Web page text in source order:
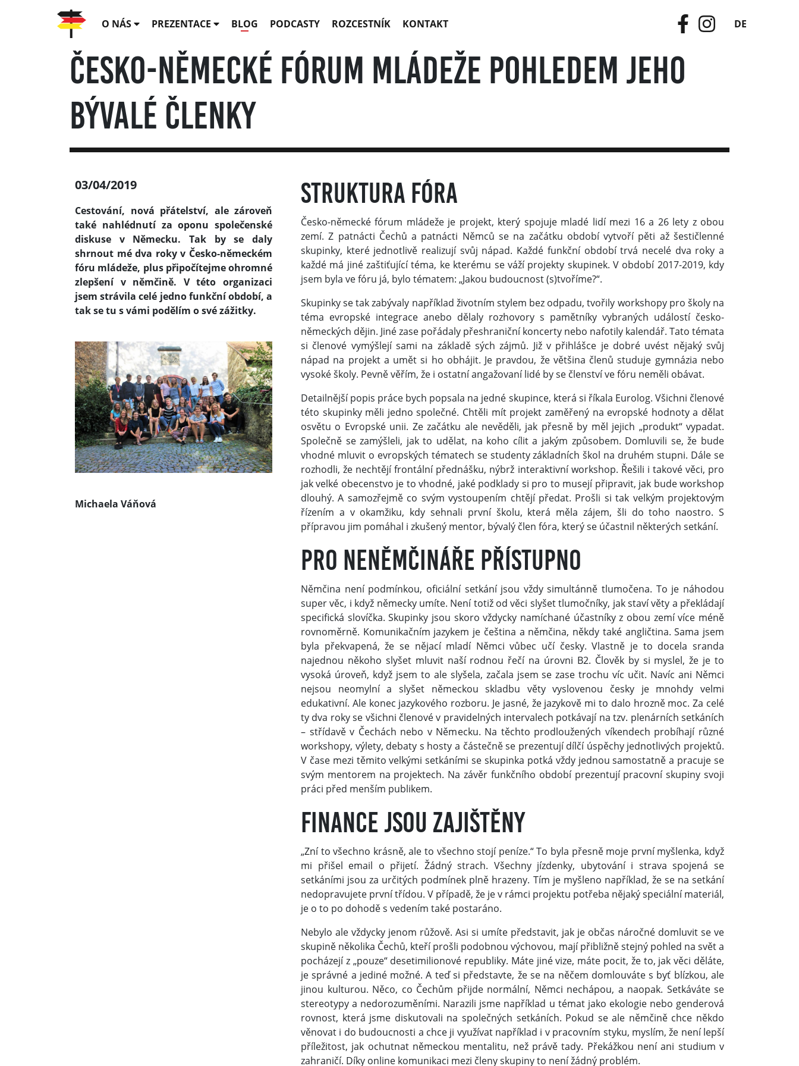
O NÁS PREZENTACE BLOG PODCASTY ROZCESTNÍK KONTAKT DE
Česko-německé fórum mládeže pohledem jeho
bývalé členky
03/04/2019
Cestování, nová přátelství, ale zároveň
také nahlédnutí za oponu společenské
diskuse v Německu. Tak by se daly
shrnout mé dva roky v Česko-německém
fóru mládeže, plus připočítejme ohromné
zlepšení v němčině. V této organizaci
jsem strávila celé jedno funkční období, a
tak se tu s vámi podělím o své zážitky.
Michaela Váňová
Struktura fóra
Česko-německé fórum mládeže je projekt, který spojuje mladé lidí mezi 16 a 26 lety z obou
zemí. Z patnácti Čechů a patnácti Němců se na začátku období vytvoří pěti až šestičlenné
skupinky, které jednotlivě realizují svůj nápad. Každé funkční období trvá necelé dva roky a
každé má jiné zaštiťující téma, ke kterému se váží projekty skupinek. V období 2017-2019, kdy
jsem byla ve fóru já, bylo tématem: „Jakou budoucnost (s)tvoříme?“.
Skupinky se tak zabývaly například životním stylem bez odpadu, tvořily workshopy pro školy na
téma evropské integrace anebo dělaly rozhovory s pamětníky vybraných událostí česko-
německých dějin. Jiné zase pořádaly přeshraniční koncerty nebo nafotily kalendář. Tato témata
si členové vymýšlejí sami na základě sých zájmů. Již v přihlášce je dobré uvést nějaký svůj
nápad na projekt a umět si ho obhájit. Je pravdou, že většina členů studuje gymnázia nebo
vysoké školy. Pevně věřím, že i ostatní angažovaní lidé by se členství ve fóru neměli obávat.
Detailnější popis práce bych popsala na jedné skupince, která si říkala Eurolog. Všichni členové
této skupinky měli jedno společné. Chtěli mít projekt zaměřený na evropské hodnoty a dělat
osvětu o Evropské unii. Ze začátku ale nevěděli, jak přesně by měl jejich „produkt“ vypadat.
Společně se zamýšleli, jak to udělat, na koho cílit a jakým způsobem. Domluvili se, že bude
vhodné mluvit o evropských tématech se studenty základních škol na druhém stupni. Dále se
rozhodli, že nechtějí frontální přednášku, nýbrž interaktivní workshop. Řešili i takové věci, pro
jak velké obecenstvo je to vhodné, jaké podklady si pro to musejí připravit, jak bude workshop
dlouhý. A samozřejmě co svým vystoupením chtějí předat. Prošli si tak velkým projektovým
řízením a v okamžiku, kdy sehnali první školu, která měla zájem, šli do toho naostro. S
přípravou jim pomáhal i zkušený mentor, bývalý člen fóra, který se účastnil některých setkání.
Pro neněmčináře přístupno
Němčina není podmínkou, oficiální setkání jsou vždy simultánně tlumočena. To je náhodou
super věc, i když německy umíte. Není totiž od věci slyšet tlumočníky, jak staví věty a překládají
specifická slovíčka. Skupinky jsou skoro vždycky namíchané účastníky z obou zemí více méně
rovnoměrně. Komunikačním jazykem je čeština a němčina, někdy také angličtina. Sama jsem
byla překvapená, že se nějací mladí Němci vůbec učí česky. Vlastně je to docela sranda
najednou někoho slyšet mluvit naší rodnou řečí na úrovni B2. Člověk by si myslel, že je to
vysoká úroveň, když jsem to ale slyšela, začala jsem se zase trochu víc učit. Navíc ani Němci
nejsou neomylní a slyšet německou skladbu věty vyslovenou česky je mnohdy velmi
edukativní. Ale konec jazykového rozboru. Je jasné, že jazykově mi to dalo hrozně moc. Za celé
ty dva roky se všichni členové v pravidelných intervalech potkávají na tzv. plenárních setkáních
– střídavě v Čechách nebo v Německu. Na těchto prodloužených víkendech probíhají různé
workshopy, výlety, debaty s hosty a částečně se prezentují dílčí úspěchy jednotlivých projektů.
V čase mezi těmito velkými setkáními se skupinka potká vždy jednou samostatně a pracuje se
svým mentorem na projektech. Na závěr funkčního období prezentují pracovní skupiny svoji
práci před menším publikem.
Finance jsou zajištěny
„Zní to všechno krásně, ale to všechno stojí peníze.“ To byla přesně moje první myšlenka, když
mi přišel email o přijetí. Žádný strach. Všechny jízdenky, ubytování i strava spojená se
setkáními jsou za určitých podmínek plně hrazeny. Tím je myšleno například, že se na setkání
nedopravujete první třídou. V případě, že je v rámci projektu potřeba nějaký speciální materiál,
je o to po dohodě s vedením také postaráno.
Nebylo ale vždycky jenom růžově. Asi si umíte představit, jak je občas náročné domluvit se ve
skupině několika Čechů, kteří prošli podobnou výchovou, mají přibližně stejný pohled na svět a
pocházejí z „pouze“ desetimilionové republiky. Máte jiné vize, máte pocit, že to, jak věci děláte,
je správné a jediné možné. A teď si představte, že se na něčem domlouváte s byť blízkou, ale
jinou kulturou. Něco, co Čechům přijde normální, Němci nechápou, a naopak. Setkáváte se
stereotypy a nedorozuměními. Narazili jsme například u témat jako ekologie nebo genderová
rovnost, která jsme diskutovali na společných setkáních. Pokud se ale němčině chce někdo
věnovat i do budoucnosti a chce ji využívat například i v pracovním styku, myslím, že není lepší
příležitost, jak ochutnat německou mentalitu, než právě tady. Překážkou není ani studium v
zahraničí. Díky online komunikaci mezi členy skupiny to není žádný problém.